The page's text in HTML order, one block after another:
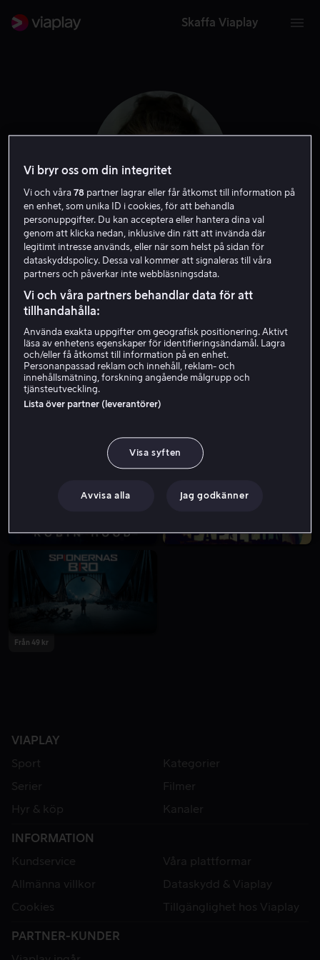
Skaffa Viaplay
Eve Hewson
Skådespelare
Från 59 kr
Från 49 kr
VIAPLAY
Sport
Kategorier
Serier
Filmer
Hyr & köp
Kanaler
INFORMATION
Kundservice
Våra plattformar
Allmänna villkor
Dataskydd & Viaplay
Cookies
Tillgänglighet hos Viaplay
PARTNER-KUNDER
Vi bryr oss om din integritet
Vi och våra78 partner lagrar eller får åtkomst till information på
en enhet, som unika ID i cookies, för att behandla
personuppgifter. Du kan acceptera eller hantera dina val
genom att klicka nedan, inklusive din rätt att invända där
legitimt intresse används, eller när som helst på sidan för
dataskyddspolicy. Dessa val kommer att signaleras till våra
partners och påverkar inte webbläsningsdata.
Vi och våra partners behandlar data för att
tillhandahålla:
Använda exakta uppgifter om geografisk positionering. Aktivt
läsa av enhetens egenskaper för identifieringsändamål. Lagra
och/eller få åtkomst till information på en enhet.
Personanpassad reklam och innehåll, reklam- och
innehållsmätning, forskning angående målgrupp och
tjänsteutveckling.
Lista över partner (leverantörer)
Visa syften
Avvisa alla Jag godkänner